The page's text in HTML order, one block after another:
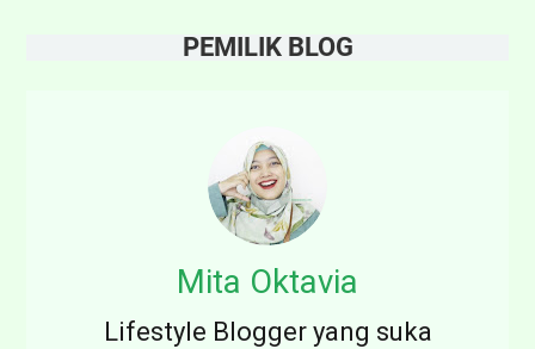
PEMILIK BLOG
Mita Oktavia
Lifestyle Blogger yang suka